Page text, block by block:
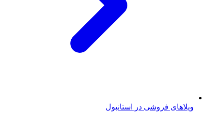
ویلاهای فروشی در استانبول